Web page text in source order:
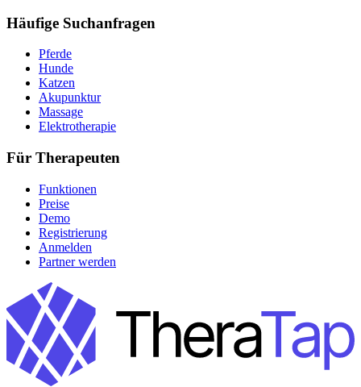
Häufige Suchanfragen
Pferde
Hunde
Katzen
Akupunktur
Massage
Elektrotherapie
Für Therapeuten
Funktionen
Preise
Demo
Registrierung
Anmelden
Partner werden